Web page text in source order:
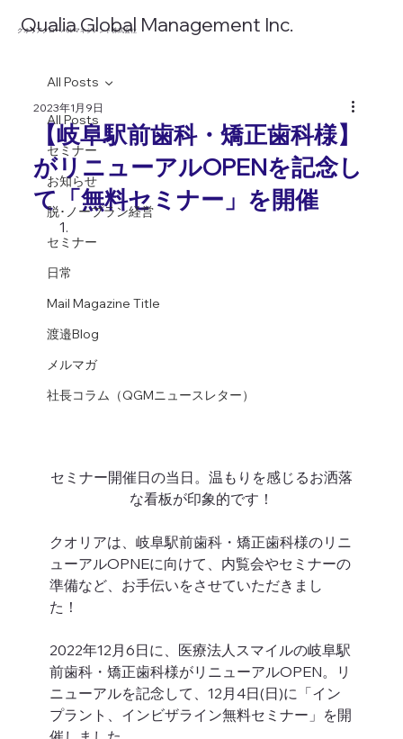
​クオリアグローバルマネジメント株式会社
​Qualia Global Management Inc.
All Posts
セミナー
お知らせ
脱･ノープラン経営
セミナー
日常
Mail Magazine Title
渡邉Blog
メルマガ
社長コラム（QGMニュースレター）
All Posts
【岐阜駅前歯科・矯正歯科様】
がリニューアルOPENを記念し
て「無料セミナー」を開催
2023年1月9日
セミナー開催日の当日。温もりを感じるお洒落
な看板が印象的です！
クオリアは、岐阜駅前歯科・矯正歯科様のリニ
ューアルOPNEに向けて、内覧会やセミナーの
準備など、お手伝いをさせていただきまし
た！
2022年12月6日に、医療法人スマイルの岐阜駅
前歯科・矯正歯科様がリニューアルOPEN。リ
ニューアルを記念して、12月4日(日)に「イン
プラント、インビザライン無料セミナー」を開